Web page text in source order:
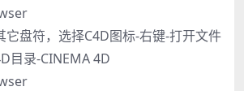
它盘符，选择C4D图标-右键-打开文件
目录-CINEMA 4D